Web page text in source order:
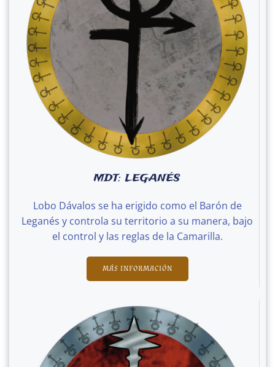
MDT: LEGANÉS
Lobo Dávalos se ha erigido como el Barón de
Leganés y controla su territorio a su manera, bajo
el control y las reglas de la Camarilla.
MÁS INFORMACIÓN